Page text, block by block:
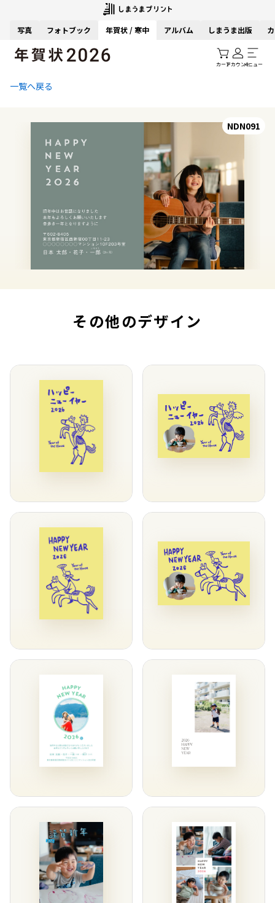
写真 フォトブック 年賀状 / 寒中 アルバム しまうま出版
カートアカウントメニュー
一覧へ戻る
NDN091
その他のデザイン